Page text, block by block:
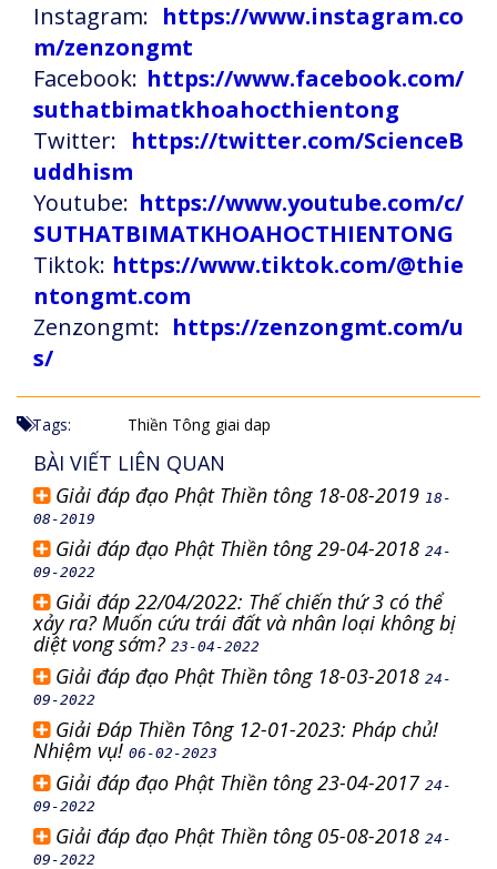
Instagram: https://www.instagram.co
m/zenzongmt
Facebook: https://www.facebook.com/
suthatbimatkhoahocthientong
Twitter: https://twitter.com/ScienceB
uddhism
Youtube: https://www.youtube.com/c/
SUTHATBIMATKHOAHOCTHIENTONG
Tiktok: https://www.tiktok.com/@thie
ntongmt.com
Zenzongmt: https://zenzongmt.com/u
s/
Tags: Thiền Tông giai dap
BÀI VIẾT LIÊN QUAN
Giải đáp đạo Phật Thiền tông 18-08-2019 18-
08-2019
Giải đáp đạo Phật Thiền tông 29-04-2018 24-
09-2022
Giải đáp 22/04/2022: Thế chiến thứ 3 có thể
xảy ra? Muốn cứu trái đất và nhân loại không bị
diệt vong sớm? 23-04-2022
Giải đáp đạo Phật Thiền tông 18-03-2018 24-
09-2022
Giải Đáp Thiền Tông 12-01-2023: Pháp chủ!
Nhiệm vụ! 06-02-2023
Giải đáp đạo Phật Thiền tông 23-04-2017 24-
09-2022
Giải đáp đạo Phật Thiền tông 05-08-2018 24-
09-2022